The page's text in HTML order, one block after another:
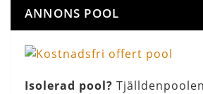
ANNONS POOL
Isolerad pool?